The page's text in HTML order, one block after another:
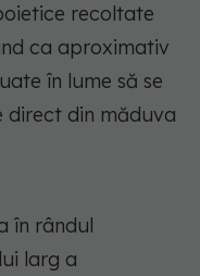
recoltate
ca aproximativ
în lume să se
direct din măduva
în rândul
larg a